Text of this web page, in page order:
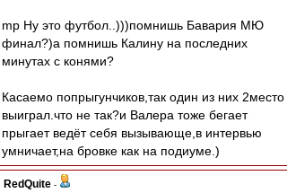
mp Ну это футбол..)))помнишь Бавария МЮ
финал?)а помнишь Калину на последних
минутах с конями?
Касаемо попрыгунчиков,так один из них 2место
выиграл.что не так?и Валера тоже бегает
прыгает ведёт себя вызывающе,в интервью
умничает,на бровке как на подиуме.)
RedQuite -